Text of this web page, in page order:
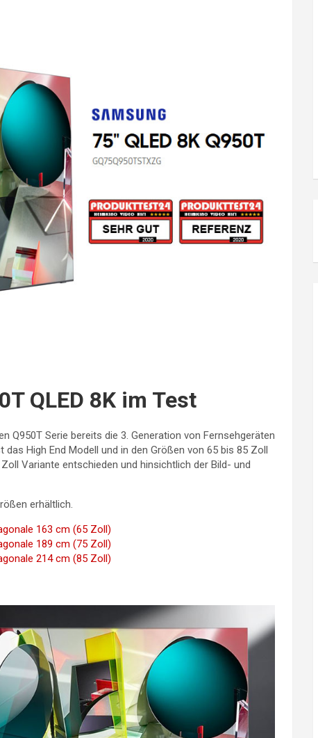
QLED 8K im Test
Q950T Serie bereits die 3. Generation von Fernsehgeräten
High End Modell und in den Größen von 65 bis 85 Zoll
Variante entschieden und hinsichtlich der Bild- und
erhältlich.
163 cm (65 Zoll)
189 cm (75 Zoll)
214 cm (85 Zoll)